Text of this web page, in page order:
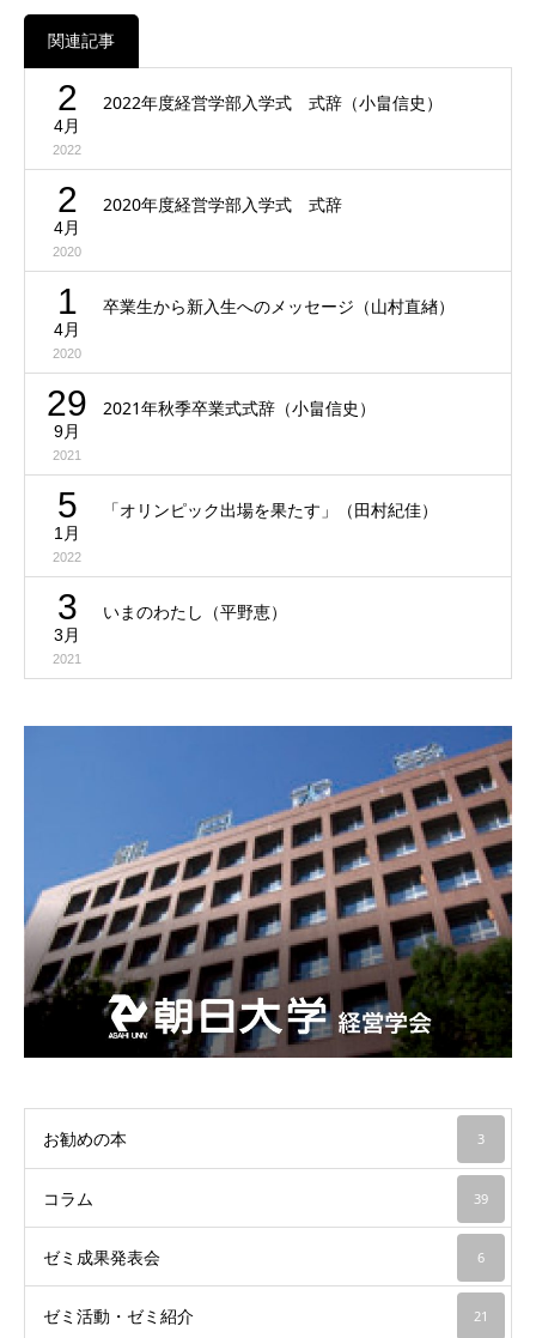
関連記事
2
4月
2022
2022年度経営学部入学式 式辞（小畠信史）
2
4月
2020
2020年度経営学部入学式 式辞
1
4月
2020
卒業生から新入生へのメッセージ（山村直緖）
29
9月
2021
2021年秋季卒業式式辞（小畠信史）
5
1月
2022
「オリンピック出場を果たす」（田村紀佳）
3
3月
2021
いまのわたし（平野恵）
お勧めの本 3
コラム 39
ゼミ成果発表会 6
ゼミ活動・ゼミ紹介 21